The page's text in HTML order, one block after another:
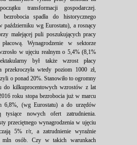
transformacji gospodarczej.
spadła do historycznego
październiku wg Eurostatu), a rosnący
malejącej puli poszukujących pracy
Wynagrodzenie w sektorze
w ujęciu realnym o 5,4% (8,1%
był także wzrost płacy
przekroczyła wtedy poziom 1000 zł,
o ponad 20%. Stanowiło to ogromny
do kilkuprocentowych wzrostów z lat
roku stopa bezrobocia już w marcu
6,8%, (wg Eurostatu) a do urzędów
tysiące nowych ofert zatrudnienia.
przeciętnego wynagrodzenia w ujęciu
5% r/r, a zatrudnienie wyraźnie
mln osób. Czy w takich warunkach